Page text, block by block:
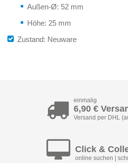
Außen-Ø: 52 mm
Höhe: 25 mm
Zustand: Neuware
einmalig
6,90 €
Versand per DHL
Click &
online suchen |